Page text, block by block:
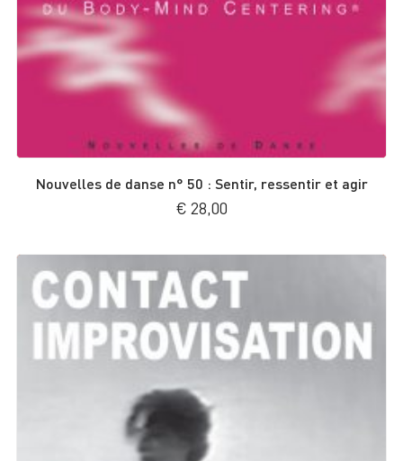
Nouvelles de danse n° 50 : Sentir, ressentir et agir
€ 28,00